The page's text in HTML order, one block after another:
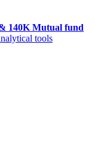
140K Mutual fund
tools